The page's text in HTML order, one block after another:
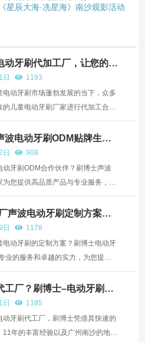
星辰大海·冼星海》南沙观影活动
动牙刷代加工厂，让您的品
1193
电动牙刷市场蓬勃发展的当下，众多
的儿童电动牙刷厂家进行代加工合
动牙刷代加工在这个领域展现出了卓
想要在儿童口腔护理领域打造优质品
想选择。
波电动牙刷ODM贴牌生
腾飞！
908
动牙刷ODM合作伙伴？刷博士声波
为您提供高品质产品与专业服务，助
长，立即咨询【18024040828】。
争激烈的当下，刷博士声波电动牙刷
牌发展意义非凡，具体如下：
声波电动牙刷定制方案，
品牌 1178
电动牙刷的定制方案？刷博士电动牙
业的服务和卓越的实力，为您提供
牙刷定制方案，助您打造独一无二的
多客户，提升销售业绩。
工厂？刷博士–电动牙刷的
1185
动牙刷代工厂，刷博士凭借其快速的
11年的丰富经验以及广州南沙的地理